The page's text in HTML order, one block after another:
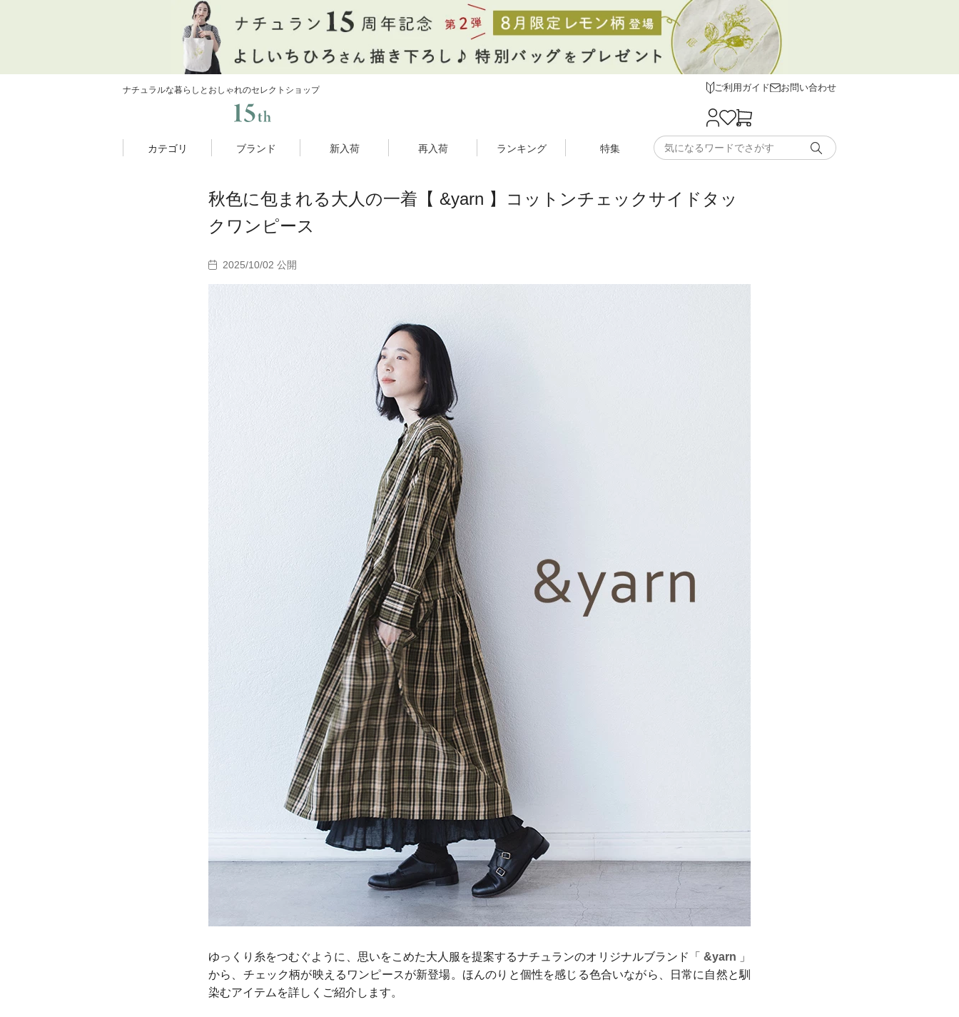
ナチュラルな暮らしとおしゃれのセレクトショップ ご利用ガイド お問い合わせ
カテゴリ ブランド 新入荷 再入荷 ランキング 特集
秋色に包まれる大人の一着【 &yarn 】コットンチェックサイドタッ
クワンピース
2025/10/02 公開
ゆっくり糸をつむぐように、思いをこめた大人服を提案するナチュランのオリジナルブランド「 &yarn 」
から、チェック柄が映えるワンピースが新登場。ほんのりと個性を感じる色合いながら、日常に自然と馴
染むアイテムを詳しくご紹介します。